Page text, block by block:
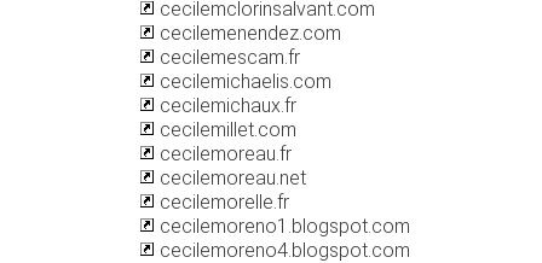
cecilemclorinsalvant.com
cecilemenendez.com
cecilemescam.fr
cecilemichaelis.com
cecilemichaux.fr
cecilemillet.com
cecilemoreau.fr
cecilemoreau.net
cecilemorelle.fr
cecilemoreno1.blogspot.com
cecilemoreno4.blogspot.com